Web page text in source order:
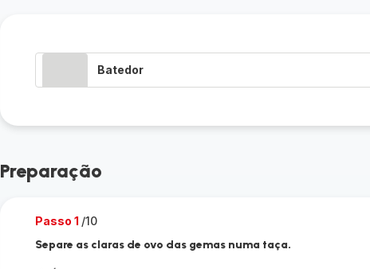
Batedor
Preparação
Passo 1 /10
Separe as claras de ovo das gemas numa taça.